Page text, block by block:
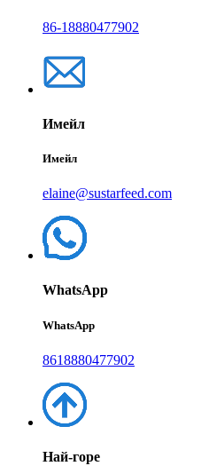
86-18880477902
Имейл
Имейл
elaine@sustarfeed.com
WhatsApp
WhatsApp
8618880477902
Най-горе